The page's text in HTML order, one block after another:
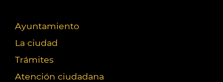
Ayuntamiento
La ciudad
Trámites
Atención ciudadana